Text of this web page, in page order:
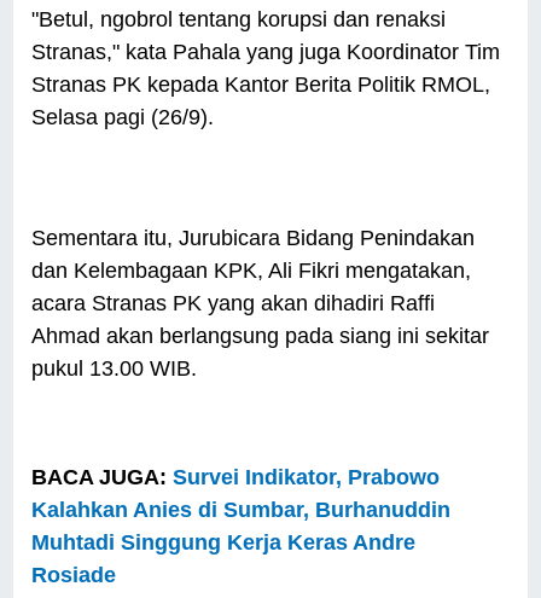
"Betul, ngobrol tentang korupsi dan renaksi
Stranas," kata Pahala yang juga Koordinator Tim
Stranas PK kepada Kantor Berita Politik RMOL,
Selasa pagi (26/9).
Sementara itu, Jurubicara Bidang Penindakan
dan Kelembagaan KPK, Ali Fikri mengatakan,
acara Stranas PK yang akan dihadiri Raffi
Ahmad akan berlangsung pada siang ini sekitar
pukul 13.00 WIB.
BACA JUGA:Survei Indikator, Prabowo
Kalahkan Anies di Sumbar, Burhanuddin
Muhtadi Singgung Kerja Keras Andre
Rosiade